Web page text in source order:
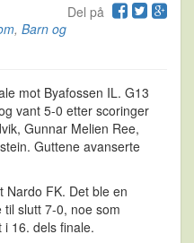
Del på
, Barn og
mot Byafossen IL. G13
vant 5-0 etter scoringer
Gunnar Melien Ree,
Guttene avanserte
Nardo FK. Det ble en
slutt 7-0, noe som
16. dels finale.